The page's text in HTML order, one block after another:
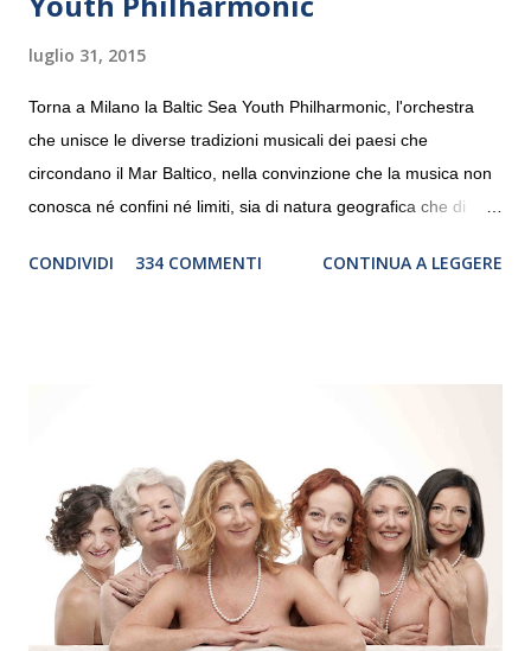
luglio 31, 2015
Torna a Milano la Baltic Sea Youth Philharmonic, l'orchestra
che unisce le diverse tradizioni musicali dei paesi che
circondano il Mar Baltico, nella convinzione che la musica non
conosca né confini né limiti, sia di natura geografica che di
debutterà il 10 settembre a Heiden, in Germania, e toccherà, in
“Settembre dell’Accademia” dove si esibirà per il secondo anno
consecutivo. Il pubblico milanese avrà il piacere di applaudire i
giovani artisti della Baltic Sea Youth Philharmonic per la quarta
volta. L’orchestra, fondata nel 2008 da Kristjan Järvi (affiancato
da un prestigioso consiglio di consulent...
CONDIVIDI 334 COMMENTI CONTINUA A LEGGERE